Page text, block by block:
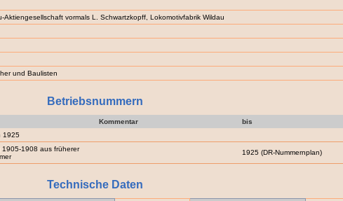
Aktiengesellschaft vormals L. Schwartzkopff, Lokomotivfabrik Wildau
und Baulisten
Betriebsnummern
Kommentar
bis
1925
1905-1908 aus früherer
1925 (DR-Nummernplan)
Technische Daten